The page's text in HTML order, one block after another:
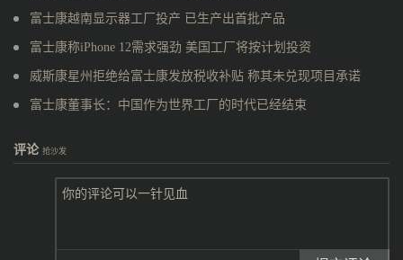
富士康越南显示器工厂投产 已生产出首批产品
富士康称iPhone 12需求强劲 美国工厂将按计划投资
威斯康星州拒绝给富士康发放税收补贴 称其未兑现项目承诺
富士康董事长：中国作为世界工厂的时代已经结束
评论 抢沙发